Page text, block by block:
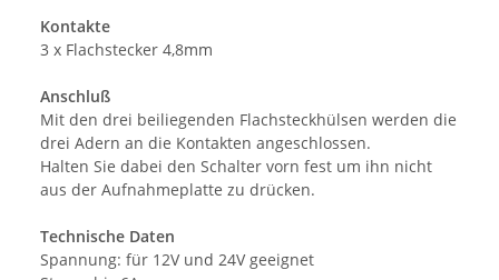
Kontakte
3 x Flachstecker 4,8mm
Anschluß
Mit den drei beiliegenden Flachsteckhülsen werden die
drei Adern an die Kontakten angeschlossen.
Halten Sie dabei den Schalter vorn fest um ihn nicht
aus der Aufnahmeplatte zu drücken.
Technische Daten
Spannung: für 12V und 24V geeignet